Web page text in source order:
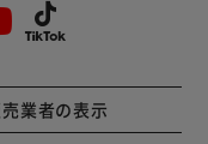
業者の表示